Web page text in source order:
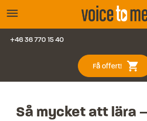
menu
Vanliga frågor
Kontakt
+46 36 770 15 40
Få offert! shopping_cart
Så mycket att lära